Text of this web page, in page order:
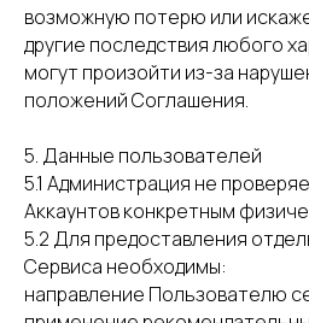
возможную потерю или
другие последствия любого
могут произойти из-за
положений Соглашения.
5. Данные пользователей
5.1 Администрация не
Аккаунтов конкретным
5.2 Для предоставления
Сервиса необходимы:
направление Пользователю